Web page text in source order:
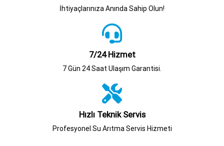
İhtiyaçlarınıza Anında Sahip Olun!
7/24 Hizmet
7 Gün 24 Saat Ulaşım Garantisi.
Hızlı Teknik Servis
Profesyonel Su Arıtma Servis Hizmeti